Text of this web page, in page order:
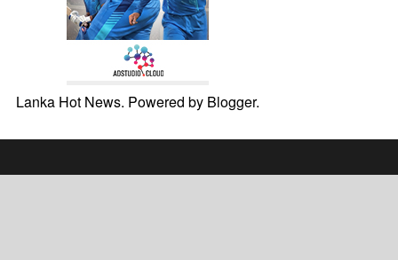
Lanka Hot News. Powered by Blogger.